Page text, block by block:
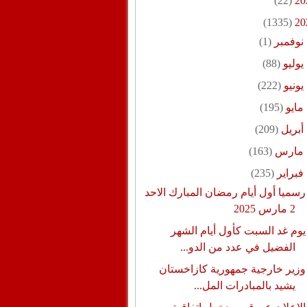
(1335)
نوفمبر(1)
يوليو(88)
يونيو(222)
مايو(195)
أبريل(209)
مارس(163)
فبراير(235)
رسميا أول أيام رمضان المبارك الاحد
2 مارس 2025
يوم غد السبت كأول أيام الشهر
الفضيل في عدد من الدو...
وزير خارجية جمهورية كازاخستان
يشيد بالمبادرات المل...